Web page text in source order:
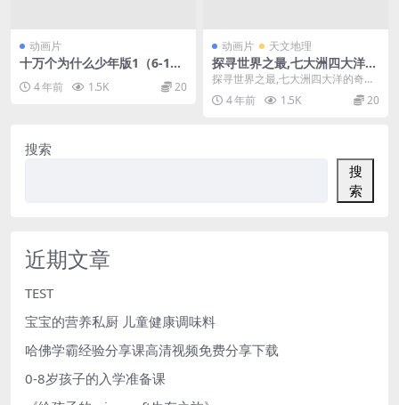
动画片
十万个为什么少年版1（6-18
4 年前 1.5K 20
动画片 天文地理
探寻世界之最,七大洲四大洋的
奇幻之旅
探寻世界之最,七大洲四大洋的奇幻
之旅，12集高清视频
4 年前 1.5K 20
搜索
搜
索
近期文章
TEST
宝宝的营养私厨 儿童健康调味料
哈佛学霸经验分享课高清视频免费分享下载
0-8岁孩子的入学准备课